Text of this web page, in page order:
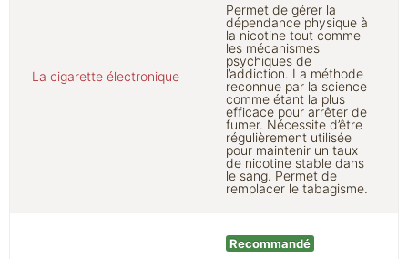
La cigarette électronique
Permet de gérer la
dépendance physique à
la nicotine tout comme
les mécanismes
psychiques de
l’addiction. La méthode
reconnue par la science
comme étant la plus
efficace pour arrêter de
fumer. Nécessite d’être
régulièrement utilisée
pour maintenir un taux
de nicotine stable dans
le sang. Permet de
remplacer le tabagisme.
Recommandé